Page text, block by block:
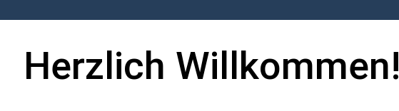
Herzlich Willkommen!